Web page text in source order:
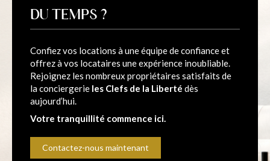
DU TEMPS ?
Confiez vos locations à une équipe de confiance et
offrez à vos locataires une expérience inoubliable.
Rejoignez les nombreux propriétaires satisfaits de
la conciergerie les Clefs de la Liberté dès
aujourd’hui.
Votre tranquillité commence ici.
Contactez-nous maintenant